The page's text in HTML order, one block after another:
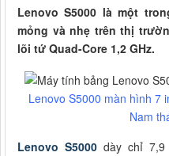
Lenovo S5000 là một
mỏng và nhẹ trên thị
lõi tứ Quad-Core 1,2 GHz.
Lenovo S5000 màn hình 7
Nam
Lenovo S5000 dày chỉ 7,9